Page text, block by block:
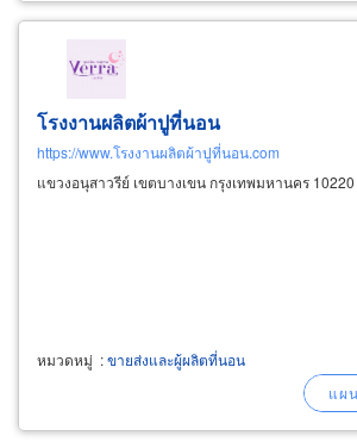
โรงงานผลิตผ้าปูที่นอน
https://www.โรงงานผลิตผ้าปูที่นอน.com
แขวงอนุสาวรีย์ เขตบางเขน กรุงเทพมหานคร 10220
หมวดหมู่ :ขายส่งและผู้ผลิตที่นอน